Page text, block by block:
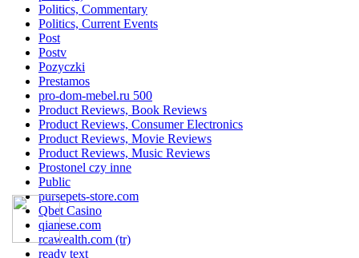
Politics, Commentary
Politics, Current Events
Post
Postv
Pozyczki
Prestamos
pro-dom-mebel.ru 500
Product Reviews, Book Reviews
Product Reviews, Consumer Electronics
Product Reviews, Movie Reviews
Product Reviews, Music Reviews
Prostonel czy inne
Public
pursepets-store.com
Qbet Casino
qianese.com
rcawealth.com (tr)
ready text